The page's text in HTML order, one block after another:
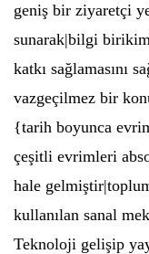
geniş bir ziyaretçi
sunarak|bilgi
katkı sağlamasını
vazgeçilmez bir
{tarih boyunca
çeşitli evrimleri
hale
kullanılan sanal
Teknoloji gelişip